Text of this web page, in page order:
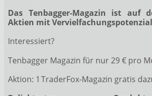
Das Tenbagger-Magazin ist auf
Aktien mit
Interessiert?
Tenbagger Magazin für nur 29 € pro
Aktion: 1 TraderFox-Magazin gratis